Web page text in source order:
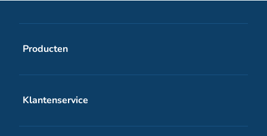
Producten
Klantenservice